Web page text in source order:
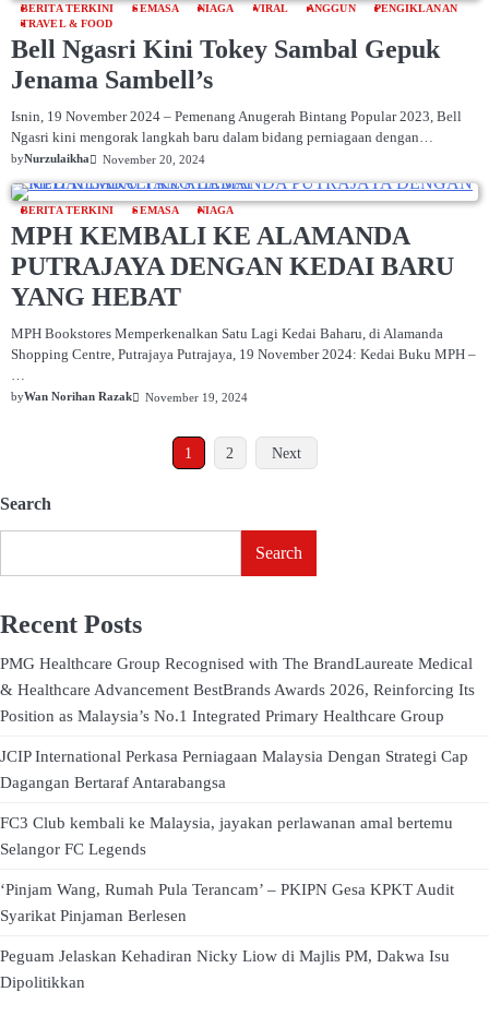
BERITA TERKINI SEMASA NIAGA VIRAL ANGGUN
PENGIKLANAN
TRAVEL & FOOD
Bell Ngasri Kini Tokey Sambal Gepuk
Jenama Sambell’s
Isnin, 19 November 2024 – Pemenang Anugerah Bintang Popular 2023, Bell
Ngasri kini mengorak langkah baru dalam bidang perniagaan dengan…
byNurzulaikha November 20, 2024
BERITA TERKINI SEMASA NIAGA
MPH KEMBALI KE ALAMANDA
PUTRAJAYA DENGAN KEDAI BARU
YANG HEBAT
MPH Bookstores Memperkenalkan Satu Lagi Kedai Baharu, di Alamanda
Shopping Centre, Putrajaya Putrajaya, 19 November 2024: Kedai Buku MPH –
…
byWan Norihan Razak November 19, 2024
1 2 Next
Search
Search
Recent Posts
PMG Healthcare Group Recognised with The BrandLaureate Medical
& Healthcare Advancement BestBrands Awards 2026, Reinforcing Its
Position as Malaysia’s No.1 Integrated Primary Healthcare Group
JCIP International Perkasa Perniagaan Malaysia Dengan Strategi Cap
Dagangan Bertaraf Antarabangsa
FC3 Club kembali ke Malaysia, jayakan perlawanan amal bertemu
Selangor FC Legends
‘Pinjam Wang, Rumah Pula Terancam’ – PKIPN Gesa KPKT Audit
Syarikat Pinjaman Berlesen
Peguam Jelaskan Kehadiran Nicky Liow di Majlis PM, Dakwa Isu
Dipolitikkan